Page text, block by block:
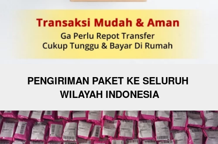
PENGIRIMAN PAKET KE SELURUH
WILAYAH INDONESIA